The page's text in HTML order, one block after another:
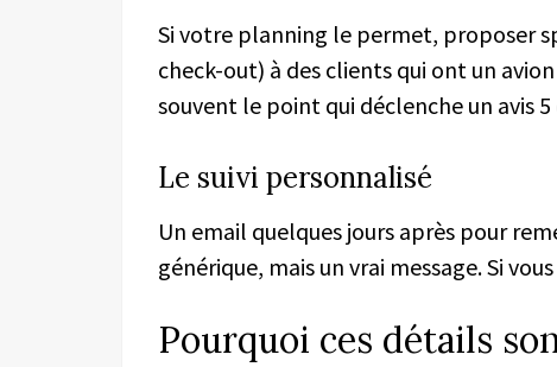
Si votre planning le permet, proposer
check-out) à des clients qui ont un
souvent le point qui déclenche un avis
Le suivi personnalisé
Un email quelques jours après pour
générique, mais un vrai message. Si
Pourquoi ces détails